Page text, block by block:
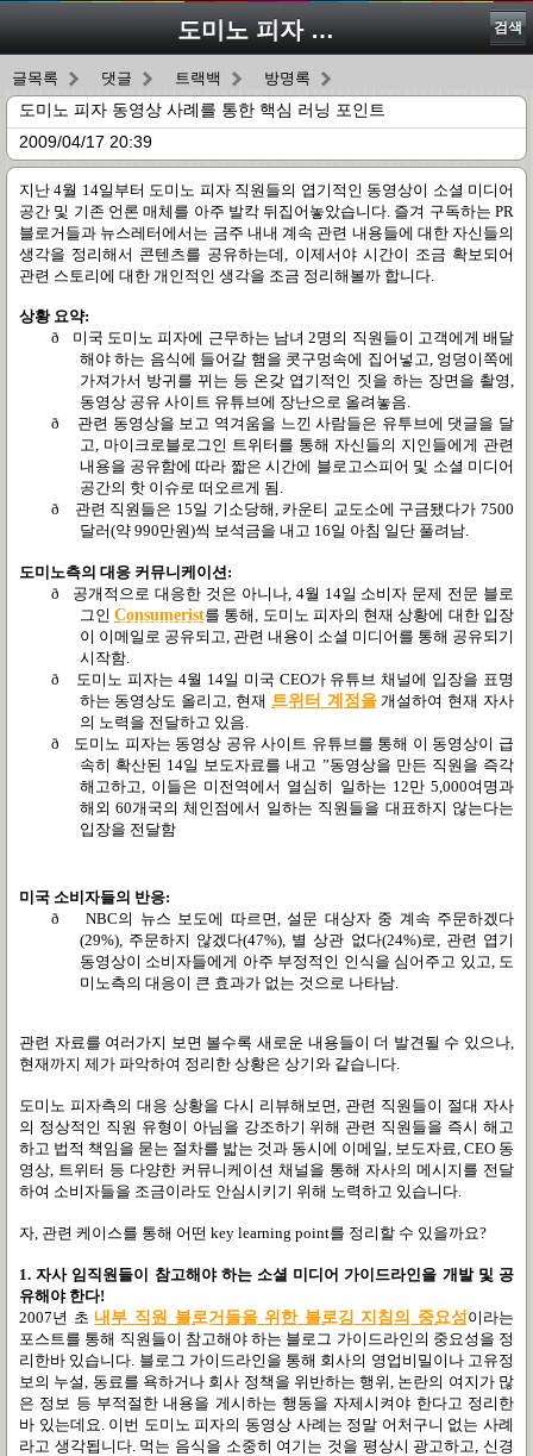
도미노 피자 동영상 사례를 통한 핵심 러닝 포인트 검색
글목록 댓글 트랙백 방명록
도미노 피자 동영상 사례를 통한 핵심 러닝 포인트
2009/04/17 20:39
지난 4월 14일부터 도미노 피자 직원들의 엽기적인 동영상이 소셜 미디어
공간 및 기존 언론 매체를 아주 발칵 뒤집어놓았습니다. 즐겨 구독하는 PR
블로거들과 뉴스레터에서는 금주 내내 계속 관련 내용들에 대한 자신들의
생각을 정리해서 콘텐츠를 공유하는데, 이제서야 시간이 조금 확보되어
관련 스토리에 대한 개인적인 생각을 조금 정리해볼까 합니다.
상황 요약:
ð
미국 도미노 피자에 근무하는 남녀 2명의 직원들이 고객에게 배달
해야 하는 음식에 들어갈 햄을 콧구멍속에 집어넣고, 엉덩이쪽에
가져가서 방귀를 뀌는 등 온갖 엽기적인 짓을 하는 장면을 촬영,
동영상 공유 사이트 유튜브에 장난으로 올려놓음.
ð
관련 동영상을 보고 역겨움을 느낀 사람들은 유투브에 댓글을 달
고, 마이크로블로그인 트위터를 통해 자신들의 지인들에게 관련
내용을 공유함에 따라 짧은 시간에 블로고스피어 및 소셜 미디어
공간의 핫 이슈로 떠오르게 됨 .
ð
관련 직원들은 15일 기소당해, 카운티 교도소에 구금됐다가 7500
달러(약990만원)씩 보석금을 내고 16일 아침 일단 풀려남.
도미노측의 대응 커뮤니케이션:
ð
공개적으로 대응한 것은 아니나, 4월 14일 소비자 문제 전문 블로
그인 Consumerist를 통해, 도미노 피자의 현재 상황에 대한 입장
이 이메일로 공유되고, 관련 내용이 소셜 미디어를 통해 공유되기
시작함.
ð
도미노 피자는 4월 14일 미국 CEO가 유튜브 채널에 입장을 표명
하는 동영상도 올리고, 현재 트위터 계정을 개설하여 현재 자사
의 노력을 전달하고 있음.
ð
도미노 피자는 동영상 공유 사이트 유튜브를 통해 이 동영상이 급
속히 확산된 14일 보도자료를 내고 ”동영상을 만든 직원을 즉각
해고하고, 이들은 미전역에서 열심히 일하는 12만5,000여명과
해외 60개국의 체인점에서 일하는 직원들을 대표하지 않는다는
입장을 전달함
미국 소비자들의 반응:
ð
NBC의 뉴스 보도에 따르면,설문 대상자 중 계속 주문하겠다
(29%), 주문하지 않겠다(47%), 별 상관 없다(24%)로, 관련 엽기
동영상이 소비자들에게 아주 부정적인 인식을 심어주고 있고, 도
미노측의 대응이 큰 효과가 없는 것으로 나타남.
관련 자료를 여러가지 보면 볼수록 새로운 내용들이 더 발견될 수 있으나,
현재까지 제가 파악하여 정리한 상황은 상기와 같습니다.
도미노 피자측의 대응 상황을 다시 리뷰해보면, 관련 직원들이 절대 자사
의 정상적인 직원 유형이 아님을 강조하기 위해 관련 직원들을 즉시 해고
하고 법적 책임을 묻는 절차를 밟는 것과 동시에 이메일, 보도자료, CEO 동
영상, 트위터 등 다양한 커뮤니케이션 채널을 통해 자사의 메시지를 전달
하여 소비자들을 조금이라도 안심시키기 위해 노력하고 있습니다.
자, 관련 케이스를 통해 어떤 key learning point를 정리할 수 있을까요?
1.자사 임직원들이 참고해야 하는 소셜 미디어 가이드라인을 개발 및 공
유해야 한다!
2007년 초 내부 직원 블로거들을 위한 블로깅 지침의 중요성이라는
포스트를 통해 직원들이 참고해야 하는 블로그 가이드라인의 중요성을 정
리한바 있습니다. 블로그 가이드라인을 통해 회사의 영업비밀이나 고유정
보의 누설, 동료를 욕하거나 회사 정책을 위반하는 행위, 논란의 여지가 많
은 정보 등 부적절한 내용을 게시하는 행동을 자제시켜야 한다고 정리한
바 있는데요. 이번 도미노 피자의 동영상 사례는 정말 어처구니 없는 사례
라고 생각됩니다. 먹는 음식을 소중히 여기는 것을 평상시 광고하고,신경